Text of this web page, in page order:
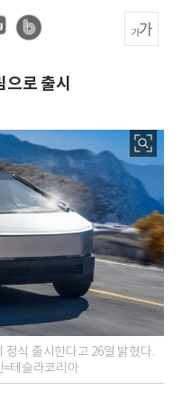
로 출시
정식 출시한다고 26일 밝혔다.
=테슬라코리아